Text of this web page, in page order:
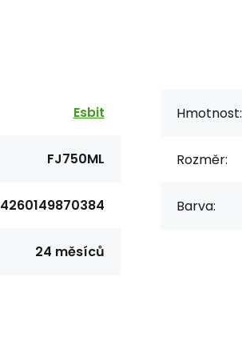
Esbit
FJ750ML
4260149870384
24 měsíců
Hmotnost:
Rozměr:
Barva: